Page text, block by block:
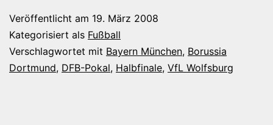
Veröffentlicht am 19. März 2008
Kategorisiert als Fußball
Verschlagwortet mit Bayern München, Borussia
Dortmund, DFB-Pokal, Halbfinale, VfL Wolfsburg